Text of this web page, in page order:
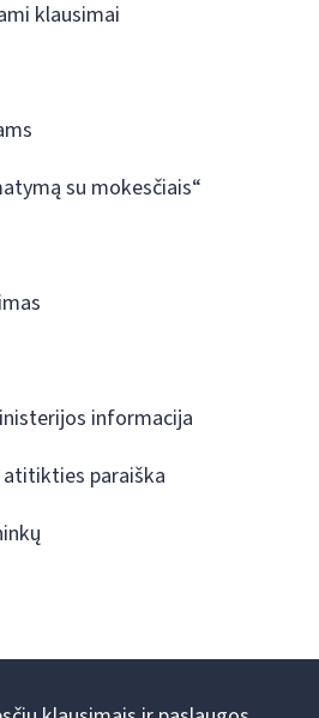
klausimai
su mokesčiais“
informacija
paraiška